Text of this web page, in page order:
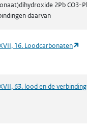
2Pb CO3-
daarvan
16. Loodcarbonaten
63. lood en de